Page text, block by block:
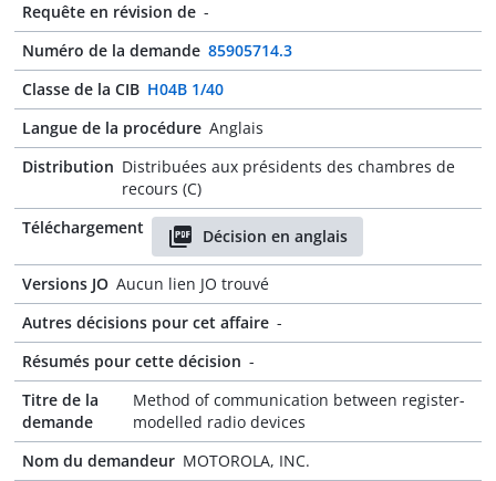
Requête en révision de -
Numéro de la demande 85905714.3
Classe de la CIB H04B 1/40
Langue de la procédure Anglais
Distribution Distribuées aux présidents des chambres de
recours (C)
Téléchargement
Décision en anglais
Versions JO Aucun lien JO trouvé
Autres décisions pour cet affaire -
Résumés pour cette décision -
Titre de la
demande
Method of communication between register-
modelled radio devices
Nom du demandeur MOTOROLA, INC.